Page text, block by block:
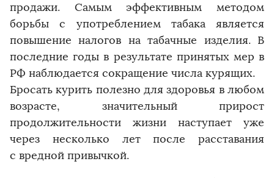
продажи. Самым эффективным методом
борьбы с употреблением табака является
повышение налогов на табачные изделия. В
последние годы в результате принятых мер в
РФ наблюдается сокращение числа курящих.
Бросать курить полезно для здоровья в любом
возрасте, значительный прирост
продолжительности жизни наступает уже
через несколько лет после расставания
с вредной привычкой.